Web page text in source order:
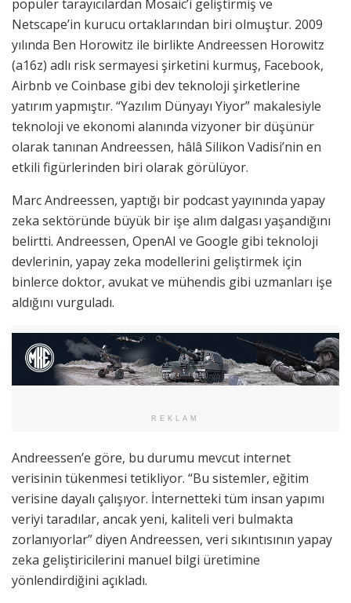
popüler tarayıcılardan Mosaic’i geliştirmiş ve
Netscape’in kurucu ortaklarından biri olmuştur. 2009
yılında Ben Horowitz ile birlikte Andreessen Horowitz
(a16z) adlı risk sermayesi şirketini kurmuş, Facebook,
Airbnb ve Coinbase gibi dev teknoloji şirketlerine
yatırım yapmıştır. “Yazılım Dünyayı Yiyor” makalesiyle
teknoloji ve ekonomi alanında vizyoner bir düşünür
olarak tanınan Andreessen, hâlâ Silikon Vadisi’nin en
etkili figürlerinden biri olarak görülüyor.
Marc Andreessen, yaptığı bir podcast yayınında yapay
zeka sektöründe büyük bir işe alım dalgası yaşandığını
belirtti. Andreessen, OpenAI ve Google gibi teknoloji
devlerinin, yapay zeka modellerini geliştirmek için
binlerce doktor, avukat ve mühendis gibi uzmanları işe
aldığını vurguladı.
REKLAM
Andreessen’e göre, bu durumu mevcut internet
verisinin tükenmesi tetikliyor. “Bu sistemler, eğitim
verisine dayalı çalışıyor. İnternetteki tüm insan yapımı
veriyi taradılar, ancak yeni, kaliteli veri bulmakta
zorlanıyorlar” diyen Andreessen, veri sıkıntısının yapay
zeka geliştiricilerini manuel bilgi üretimine
yönlendirdiğini açıkladı.